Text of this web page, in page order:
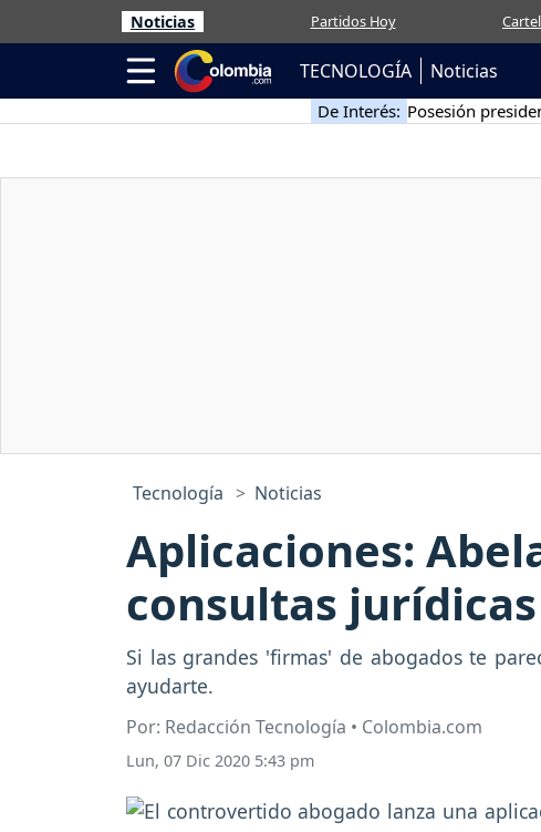
Noticias Partidos Hoy
TECNOLOGÍA Noticias
De Interés: Posesión
Tecnología Noticias
Aplicaciones:
consultas
Si las grandes 'firmas' de abogados te
ayudarte.
Por: Redacción Tecnología • Colombia.com
Lun, 07 Dic 2020 5:43 pm